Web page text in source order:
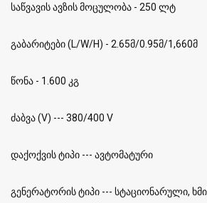
საწვავის ავზის მოცულობა - 250 ლტ
გაბარიტები (L/W/H) - 2.65მ/0.95მ/1,660მ
წონა - 1.600 კგ
ძაბვა (V) --- 380/400 V
დაქოქვის ტიპი --- ავტომატური
გენერატორის ტიპი --- სტაციონარული,